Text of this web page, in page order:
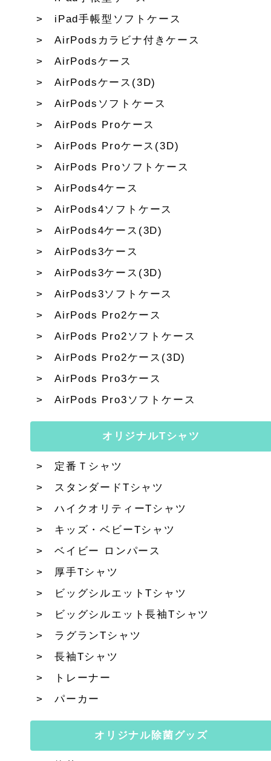
iPad手帳型ソフトケース
AirPodsカラビナ付きケース
AirPodsケース
AirPodsケース(3D)
AirPodsソフトケース
AirPods Proケース
AirPods Proケース(3D)
AirPods Proソフトケース
AirPods4ケース
AirPods4ソフトケース
AirPods4ケース(3D)
AirPods3ケース
AirPods3ケース(3D)
AirPods3ソフトケース
AirPods Pro2ケース
AirPods Pro2ソフトケース
AirPods Pro2ケース(3D)
AirPods Pro3ケース
AirPods Pro3ソフトケース
オリジナルTシャツ
定番Ｔシャツ
スタンダードTシャツ
ハイクオリティーTシャツ
キッズ・ベビーTシャツ
ベイビー ロンパース
厚手Tシャツ
ビッグシルエットTシャツ
ビッグシルエット長袖Tシャツ
ラグランTシャツ
長袖Tシャツ
トレーナー
パーカー
オリジナル除菌グッズ